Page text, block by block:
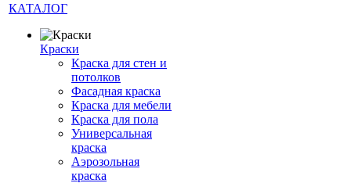
КАТАЛОГ
Краски
Краска для стен и
потолков
Фасадная краска
Краска для мебели
Краска для пола
Универсальная
краска
Аэрозольная
краска